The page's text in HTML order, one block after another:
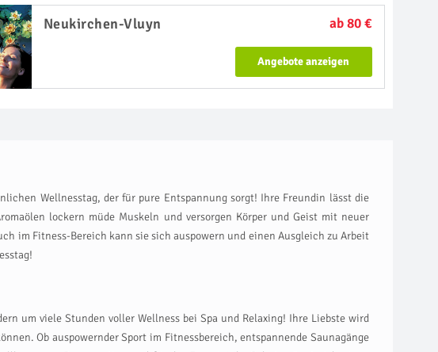
Neukirchen-Vluyn ab 80 €
Angebote anzeigen
Wellnesstag, der für pure Entspannung sorgt! Ihre Freundin lässt die
lockern müde Muskeln und versorgen Körper und Geist mit neuer
im Fitness-Bereich kann sie sich auspowern und einen Ausgleich zu Arbeit
um viele Stunden voller Wellness bei Spa und Relaxing! Ihre Liebste wird
Ob auspowernder Sport im Fitnessbereich, entspannende Saunagänge